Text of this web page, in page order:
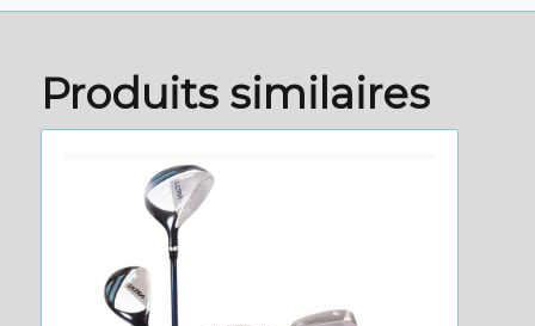
Produits similaires